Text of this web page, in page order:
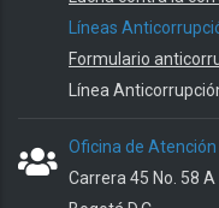
Líneas
Formulario
Línea
Oficina de
Carrera 45 No. 58